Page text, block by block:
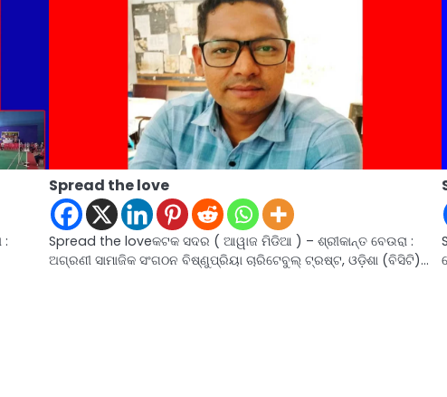
:
Spread the love
Spread the loveକଟକ ସଦର ( ଆୱାଜ ମିଡିଆ ) – ଶ୍ରୀକାନ୍ତ ବେଉରା :
ଅଗ୍ରଣୀ ସାମାଜିକ ସଂଗଠନ ବିଷ୍ଣୁପ୍ରିୟା ଚାରିଟେବୁଲ୍ ଟ୍ରଷ୍ଟ, ଓଡ଼ିଶା (ବିସିଟି)…